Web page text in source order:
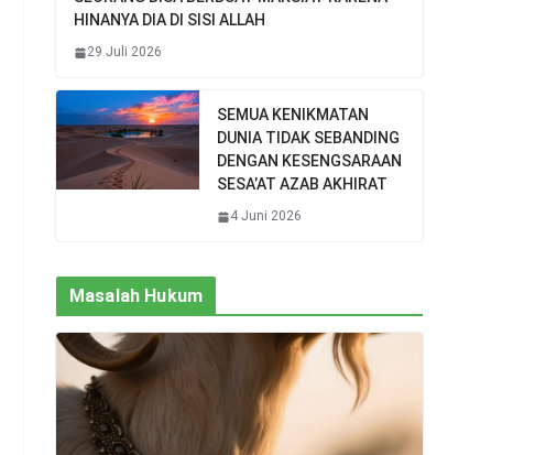
HINANYA DIA DI SISI ALLAH
29 Juli 2026
SEMUA KENIKMATAN
DUNIA TIDAK SEBANDING
DENGAN KESENGSARAAN
SESA’AT AZAB AKHIRAT
4 Juni 2026
Masalah Hukum